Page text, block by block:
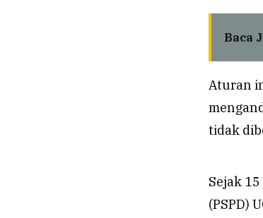
Baca
Aturan
tidak
Sejak
(PSPD)